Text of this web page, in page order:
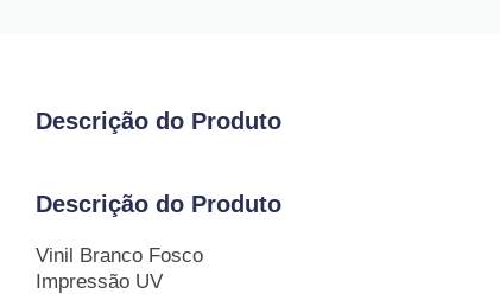
Descrição do Produto
Descrição do Produto
Vinil Branco Fosco
Impressão UV